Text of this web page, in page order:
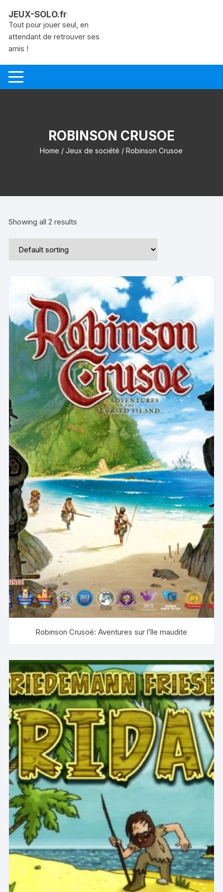
contenu
JEUX-SOLO.fr
Tout pour jouer seul, en
attendant de retrouver ses
amis !
ROBINSON CRUSOE
Home /Jeux de société / Robinson Crusoe
Showing all 2 results
Robinson Crusoé: Aventures sur l’île maudite